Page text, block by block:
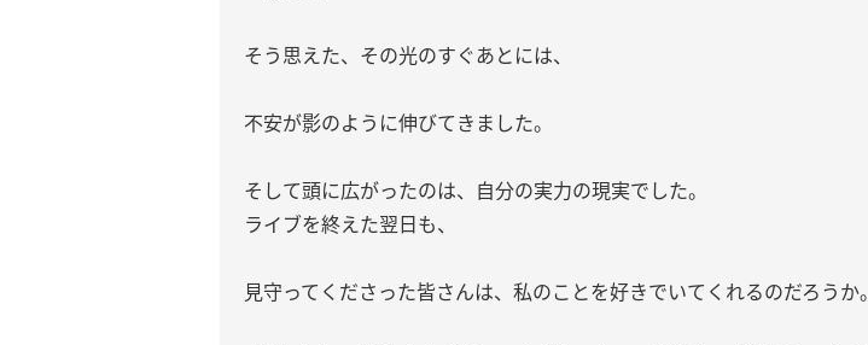
そう思えた、その光のすぐあとには、
不安が影のように伸びてきました。
そして頭に広がったのは、自分の実力の現実でした。
ライブを終えた翌日も、
見守ってくださった皆さんは、私のことを好きでいてくれるのだろうか。